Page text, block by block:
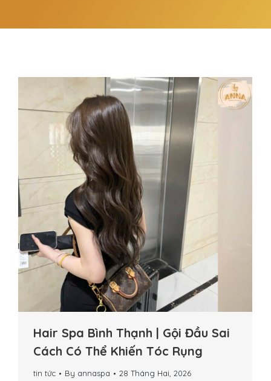
Hair Spa Bình Thạnh | Gội Đầu Sai
Cách Có Thể Khiến Tóc Rụng
tin tức By annaspa 28 Tháng Hai, 2026